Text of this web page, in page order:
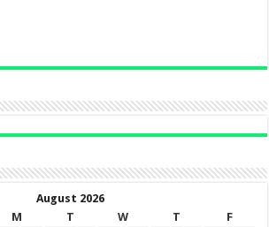
August 2026
M T W T
F